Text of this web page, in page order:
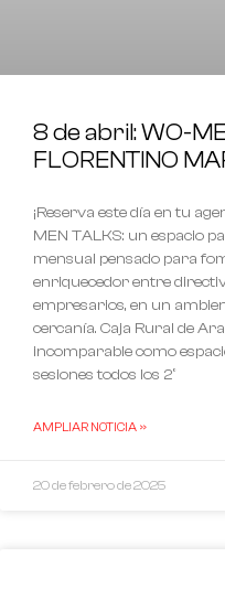
8 de abril: WO-
FLORENTINO
¡Reserva este día en tu
MEN TALKS: un espacio
mensual pensado para
enriquecedor entre
empresarios, en un
cercanía. Caja Rural de
incomparable como
sesiones todos los 2º
AMPLIAR NOTICIA »
20 de febrero de 2025